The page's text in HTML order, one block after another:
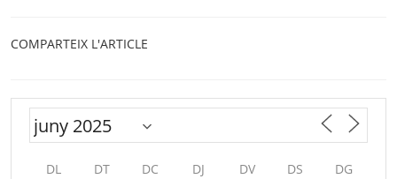
COMPARTEIX L'ARTICLE
DL DT DC DJ DV DS DG